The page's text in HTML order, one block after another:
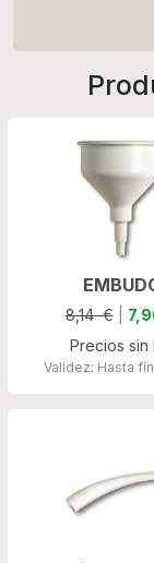
8,14 €|
Precios sin
Validez: Hasta